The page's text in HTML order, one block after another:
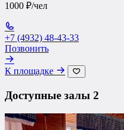
1000 ₽/чел
+7 (4932) 48-43-33
Позвонить
К площадке
Доступные залы 2